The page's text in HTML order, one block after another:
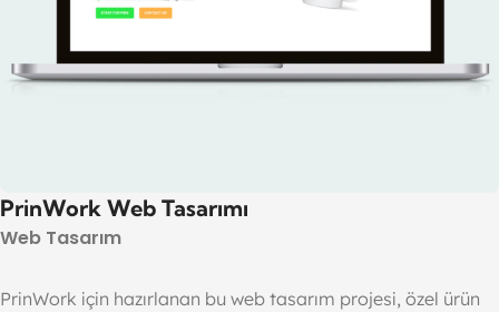
PrinWork Web Tasarımı
Web Tasarım
PrinWork için hazırlanan bu web tasarım projesi, özel ürün